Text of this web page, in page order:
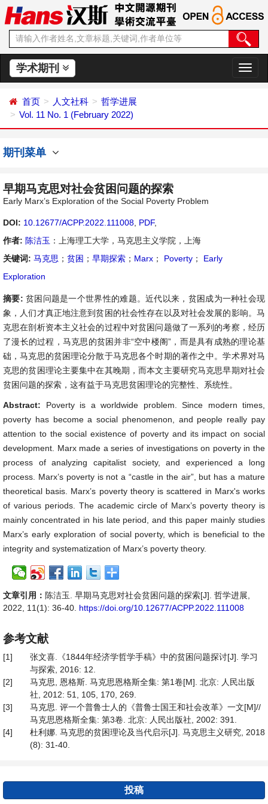
学术期刊
切
换
首页 人文社科
哲学进展
Vol. 11 No. 1 (February 2022)
期刊菜单
早期马克思对社会贫困问题的探索
Early Marx’s Exploration of the Social Poverty Problem
DOI: 10.12677/ACPP.2022.111008 PDF,
作者: 陈洁玉 ：上海理工大学，马克思主义学院，上海
关键词: 马克思 ； 贫困 ； 早期探索 ； Marx ； Poverty ；
Early
Exploration
摘要: 贫困问题是一个世界性的难题。近代以来，贫困成为一种社会现
象，人们才真正地注意到贫困的社会性存在以及对社会发展的影响。马
克思在剖析资本主义社会的过程中对贫困问题做了一系列的考察，经历
了漫长的过程，马克思的贫困并非“空中楼阁”，而是具有成熟的理论基
础，马克思的贫困理论分散于马克思各个时期的著作之中。学术界对马
克思的贫困理论主要集中在其晚期，而本文主要研究马克思早期对社会
贫困问题的探索，这有益于马克思贫困理论的完整性、系统性。
Abstract: Poverty is a worldwide problem. Since modern times,
poverty has become a social phenomenon, and people really pay
attention to the social existence of poverty and its impact on social
development. Marx made a series of investigations on poverty in the
process of analyzing capitalist society, and experienced a long
process. Marx’s poverty is not a “castle in the air”, but has a mature
theoretical basis. Marx’s poverty theory is scattered in Marx's works
of various periods. The academic circle of Marx’s poverty theory is
mainly concentrated in his late period, and this paper mainly studies
Marx’s early exploration of social poverty, which is beneficial to the
integrity and systematization of Marx’s poverty theory.
文章引用： 陈洁玉. 早期马克思对社会贫困问题的探索[J]. 哲学进展,
2022, 11(1): 36-40. https://doi.org/10.12677/ACPP.2022.111008
参考文献
[1]
张文喜.《1844年经济学哲学手稿》中的贫困问题探讨[J]. 学习
与探索, 2016: 12.
[2]
马克思, 恩格斯. 马克思恩格斯全集: 第1卷[M]. 北京: 人民出版
社, 2012: 51, 105, 170, 269.
[3]
马克思. 评一个普鲁士人的《普鲁士国王和社会改革》一文[M]//
马克思恩格斯全集: 第3卷. 北京: 人民出版社, 2002: 391.
[4]
杜利娜. 马克思的贫困理论及当代启示[J]. 马克思主义研究, 2018
(8): 31-40.
投稿